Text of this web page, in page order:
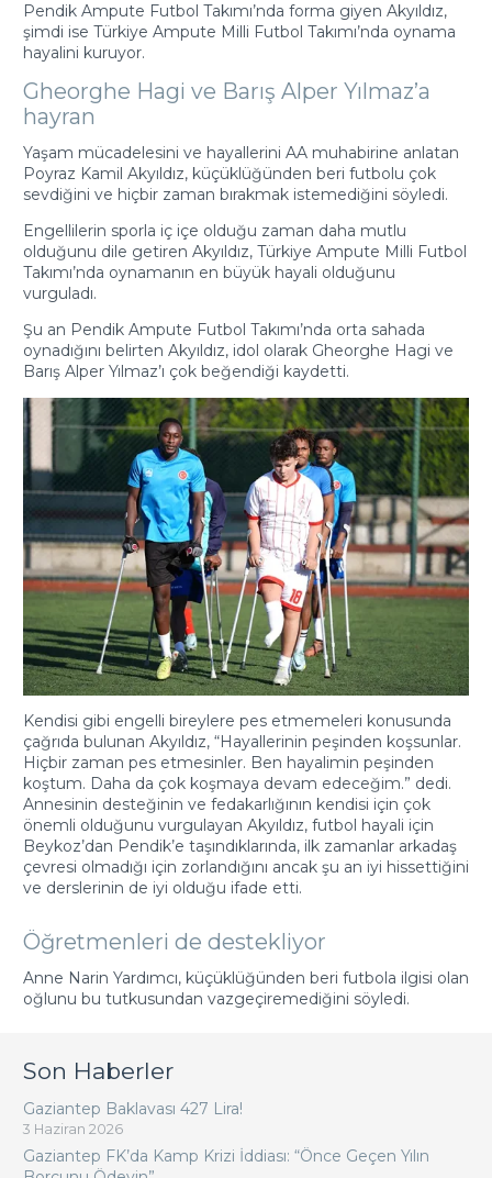
Pendik Ampute Futbol Takımı’nda forma giyen Akyıldız,
şimdi ise Türkiye Ampute Milli Futbol Takımı’nda oynama
hayalini kuruyor.
Gheorghe Hagi ve Barış Alper Yılmaz’a
hayran
Yaşam mücadelesini ve hayallerini AA muhabirine anlatan
Poyraz Kamil Akyıldız, küçüklüğünden beri futbolu çok
sevdiğini ve hiçbir zaman bırakmak istemediğini söyledi.
Engellilerin sporla iç içe olduğu zaman daha mutlu
olduğunu dile getiren Akyıldız, Türkiye Ampute Milli Futbol
Takımı’nda oynamanın en büyük hayali olduğunu
vurguladı.
Şu an Pendik Ampute Futbol Takımı’nda orta sahada
oynadığını belirten Akyıldız, idol olarak Gheorghe Hagi ve
Barış Alper Yılmaz’ı çok beğendiği kaydetti.
Kendisi gibi engelli bireylere pes etmemeleri konusunda
çağrıda bulunan Akyıldız, “Hayallerinin peşinden koşsunlar.
Hiçbir zaman pes etmesinler. Ben hayalimin peşinden
koştum. Daha da çok koşmaya devam edeceğim.” dedi.
Annesinin desteğinin ve fedakarlığının kendisi için çok
önemli olduğunu vurgulayan Akyıldız, futbol hayali için
Beykoz’dan Pendik’e taşındıklarında, ilk zamanlar arkadaş
çevresi olmadığı için zorlandığını ancak şu an iyi hissettiğini
ve derslerinin de iyi olduğu ifade etti.
Öğretmenleri de destekliyor
Anne Narin Yardımcı, küçüklüğünden beri futbola ilgisi olan
oğlunu bu tutkusundan vazgeçiremediğini söyledi.
Son Haberler
Gaziantep Baklavası 427 Lira!
3 Haziran 2026
Gaziantep FK’da Kamp Krizi İddiası: “Önce Geçen Yılın